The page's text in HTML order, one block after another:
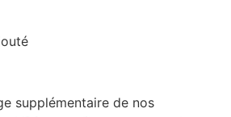
supplémentaire de nos